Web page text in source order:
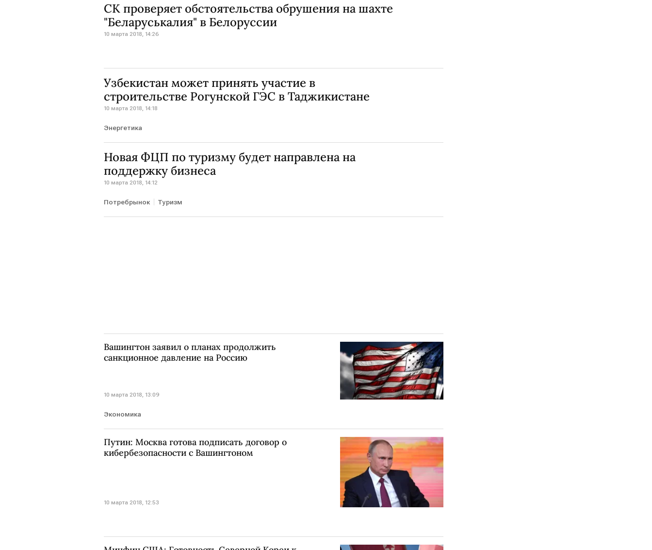
CК проверяет обстоятельства обрушения на шахте
"Беларуськалия" в Белоруссии
10 марта 2018, 14:26
Узбекистан может принять участие в
строительстве Рогунской ГЭС в Таджикистане
10 марта 2018, 14:18
Энергетика
Новая ФЦП по туризму будет направлена на
поддержку бизнеса
10 марта 2018, 14:12
Потребрынок Туризм
Вашингтон заявил о планах продолжить
санкционное давление на Россию
10 марта 2018, 13:09
Экономика
Путин: Москва готова подписать договор о
кибербезопасности с Вашингтоном
10 марта 2018, 12:53